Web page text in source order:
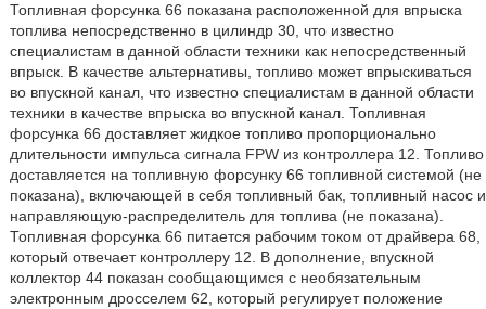
Топливная форсунка 66 показана расположенной для впрыска
топлива непосредственно в цилиндр 30, что известно
специалистам в данной области техники как непосредственный
впрыск. В качестве альтернативы, топливо может впрыскиваться
во впускной канал, что известно специалистам в данной области
техники в качестве впрыска во впускной канал. Топливная
форсунка 66 доставляет жидкое топливо пропорционально
длительности импульса сигнала FPW из контроллера 12. Топливо
доставляется на топливную форсунку 66 топливной системой (не
показана), включающей в себя топливный бак, топливный насос и
направляющую-распределитель для топлива (не показана).
Топливная форсунка 66 питается рабочим током от драйвера 68,
который отвечает контроллеру 12. В дополнение, впускной
коллектор 44 показан сообщающимся с необязательным
электронным дросселем 62, который регулирует положение